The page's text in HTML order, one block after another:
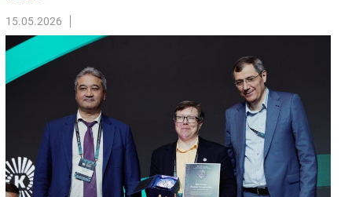
Рынок ПК
Маркетинг
Торговые сети
Оборудование
Outsourcing
Кадры
Регулирование
Финансы
15.05.2026